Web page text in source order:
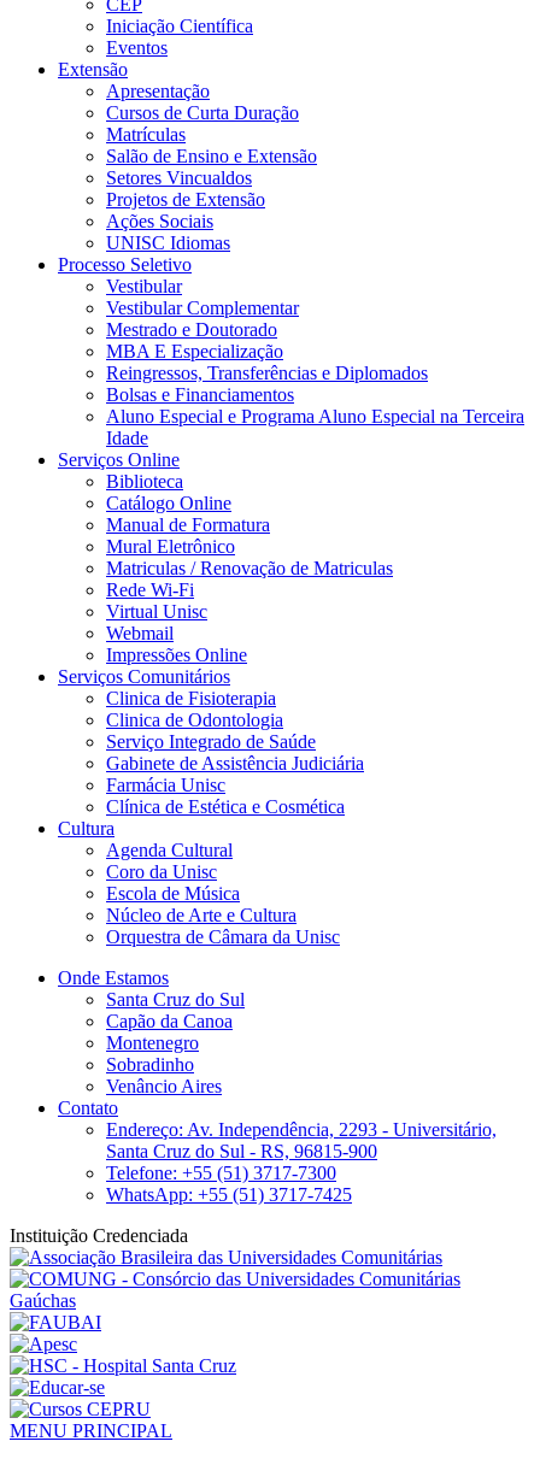
Iniciação Científica
Eventos
Extensão
Apresentação
Cursos de Curta Duração
Matrículas
Salão de Ensino e Extensão
Setores Vincualdos
Projetos de Extensão
Ações Sociais
UNISC Idiomas
Processo Seletivo
Vestibular
Vestibular Complementar
Mestrado e Doutorado
MBA E Especialização
Reingressos, Transferências e Diplomados
Bolsas e Financiamentos
Aluno Especial e Programa Aluno Especial na Terceira
Idade
Serviços Online
Biblioteca
Catálogo Online
Manual de Formatura
Mural Eletrônico
Matriculas / Renovação de Matriculas
Rede Wi-Fi
Virtual Unisc
Webmail
Impressões Online
Serviços Comunitários
Clinica de Fisioterapia
Clinica de Odontologia
Serviço Integrado de Saúde
Gabinete de Assistência Judiciária
Farmácia Unisc
Clínica de Estética e Cosmética
Cultura
Agenda Cultural
Coro da Unisc
Escola de Música
Núcleo de Arte e Cultura
Orquestra de Câmara da Unisc
Onde Estamos
Santa Cruz do Sul
Capão da Canoa
Montenegro
Sobradinho
Venâncio Aires
Contato
Endereço: Av. Independência, 2293 - Universitário,
Santa Cruz do Sul - RS, 96815-900
Telefone: +55 (51) 3717-7300
WhatsApp: +55 (51) 3717-7425
Instituição Credenciada
MENU PRINCIPAL